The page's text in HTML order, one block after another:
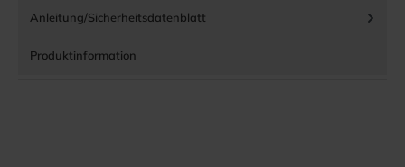
Anleitung/Sicherheitsdatenblatt
Produktinformation